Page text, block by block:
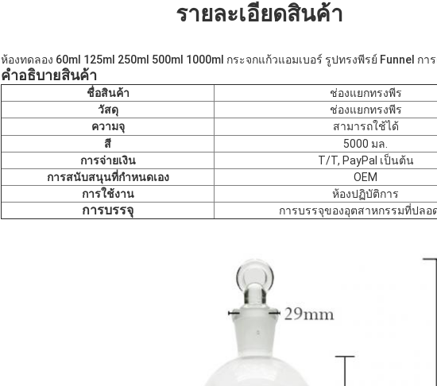
รายละเอียดสินค้า
ห้องทดลอง 60ml 125ml 250ml 500ml 1000ml กระจกแก้วแอมเบอร์ รูปทรงพีรย์ Funnel กา
คําอธิบายสินค้า
ชื่อสินค้า
ช่องแยกทรงพีร
วัสดุ
ช่องแยกทรงพีร
ความจุ
สามารถใช้ได้
สี
5000 มล.
การจ่ายเงิน
T/T, PayPal เป็นต้น
การสนับสนุนที่กําหนดเอง
OEM
การใช้งาน
ห้องปฏิบัติการ
การบรรจุ การบรรจุของอุตสาหกรรมที่ปลอ